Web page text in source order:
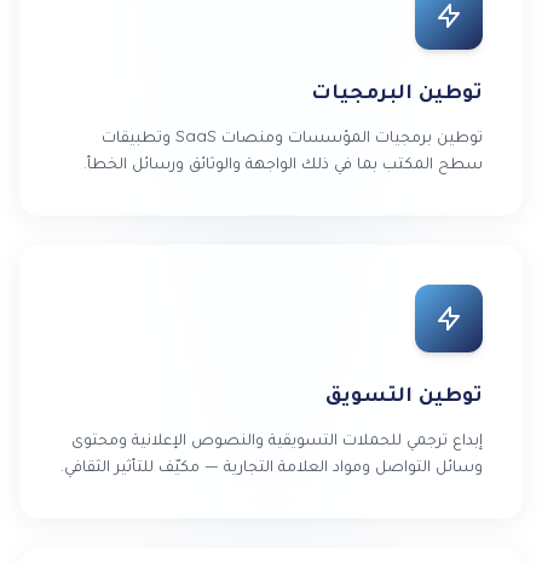
توطين البرمجيات
توطين برمجيات المؤسسات ومنصات SaaS وتطبيقات
سطح المكتب بما في ذلك الواجهة والوثائق ورسائل الخطأ.
توطين التسويق
إبداع ترجمي للحملات التسويقية والنصوص الإعلانية ومحتوى
وسائل التواصل ومواد العلامة التجارية — مكيّف للتأثير الثقافي.